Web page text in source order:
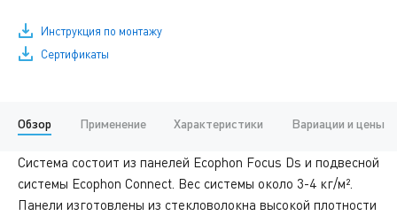
Инструкция по монтажу
Сертификаты
Обзор Применение Характеристики Вариации и цены
Система состоит из панелей Ecophon Focus Ds и подвесной
системы Ecophon Connect. Вес системы около 3-4 кг/м².
Панели изготовлены из стекловолокна высокой плотности